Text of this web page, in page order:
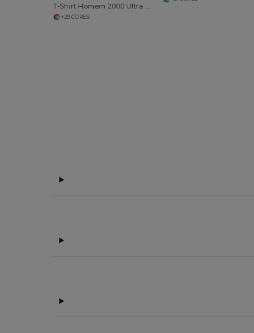
T-Shirt Homem 2000 Ultra Cotton
+29 CORES